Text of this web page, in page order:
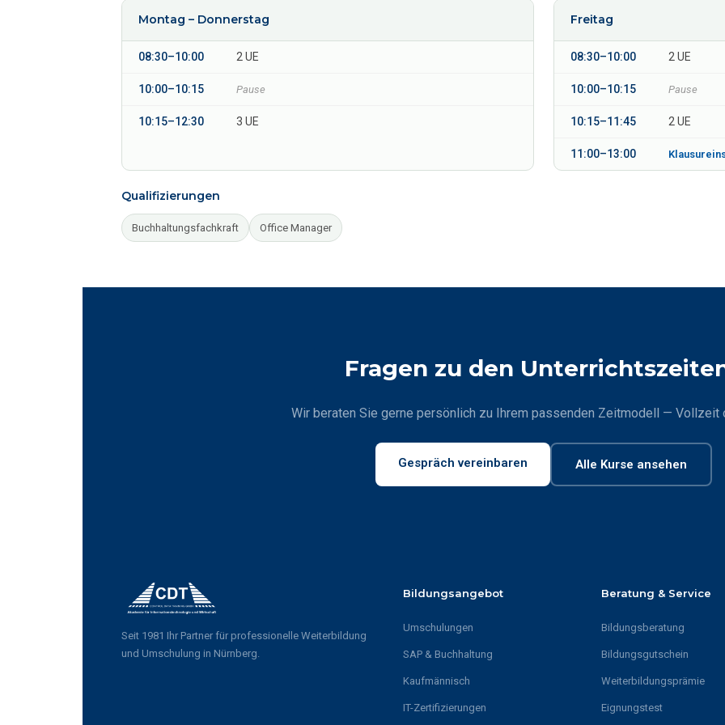
Montag – Donnerstag
08:30–10:00 2 UE
10:00–10:15 Pause
10:15–12:30 3 UE
Freitag
08:30–10:00 2 UE
10:00–10:15 Pause
10:15–11:45 2 UE
11:00–13:00
Qualifizierungen
Buchhaltungsfachkraft Office Manager
Fragen zu den
Wir beraten Sie gerne persönlich zu Ihrem passenden Zeitmodell — Vollzeit
Gespräch vereinbaren Alle Kurse ansehen
Seit 1981 Ihr Partner für professionelle Weiterbildung
und Umschulung in Nürnberg.
Bildungsangebot
Umschulungen
SAP & Buchhaltung
Kaufmännisch
IT-Zertifizierungen
Beratung & Service
Bildungsberatung
Bildungsgutschein
Weiterbildungsprämie
Eignungstest